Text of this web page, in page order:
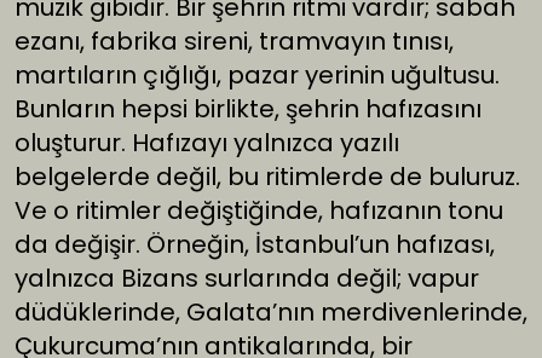
müzik gibidir. Bir şehrin ritmi vardır; sabah
ezanı, fabrika sireni, tramvayın tınısı,
martıların çığlığı, pazar yerinin uğultusu.
Bunların hepsi birlikte, şehrin hafızasını
oluşturur. Hafızayı yalnızca yazılı
belgelerde değil, bu ritimlerde de buluruz.
Ve o ritimler değiştiğinde, hafızanın tonu
da değişir. Örneğin, İstanbul’un hafızası,
yalnızca Bizans surlarında değil; vapur
düdüklerinde, Galata’nın merdivenlerinde,
Çukurcuma’nın antikalarında, bir